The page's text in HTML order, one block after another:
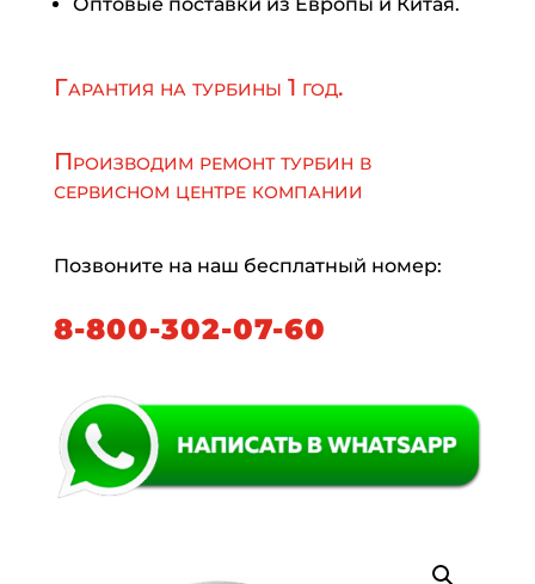
Оптовые поставки из Европы и Китая.
Гарантия на турбины 1 год.
Производим ремонт турбин в
сервисном центре компании
Позвоните на наш бесплатный номер:
8-800-302-07-60